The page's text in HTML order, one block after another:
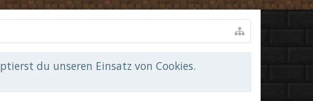
du unseren Einsatz von Cookies.